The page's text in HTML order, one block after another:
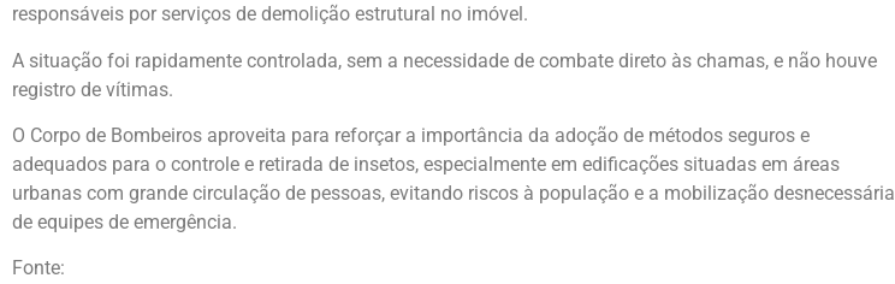
responsáveis por serviços de demolição estrutural no imóvel.
A situação foi rapidamente controlada, sem a necessidade de combate direto às chamas, e não houve
registro de vítimas.
O Corpo de Bombeiros aproveita para reforçar a importância da adoção de métodos seguros e
adequados para o controle e retirada de insetos, especialmente em edificações situadas em áreas
urbanas com grande circulação de pessoas, evitando riscos à população e a mobilização desnecessária
de equipes de emergência.
Fonte: